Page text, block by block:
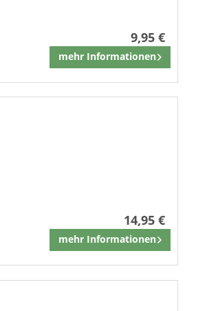
9,95 €
mehr Informationen
Mémoriser
14,95 €
mehr Informationen
Mémoriser